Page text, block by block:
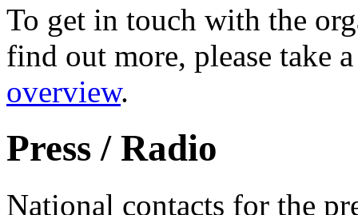
To get in touch with the
find out more, please take
overview.
Press / Radio
National contacts for the